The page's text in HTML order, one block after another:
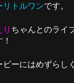
リトルワンです。
り ちゃんとのライ
ーにはめずらしく